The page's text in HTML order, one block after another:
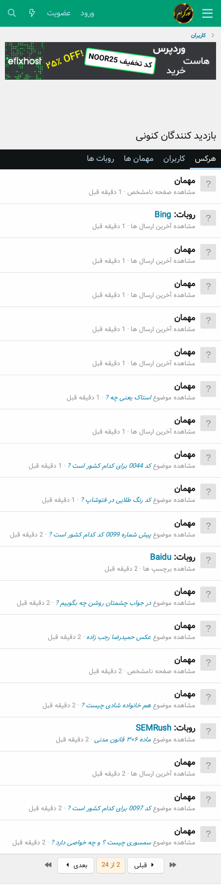
ورود عضویت
کاربران
بازدید کنندگان کنونی
هرکس کاربران مهمان ها روبات ها
مهمان
مشاهده صفحه نامشخص 1 دقیقه قبل
روبات: Bing
مشاهده آخرین ارسال ها 1 دقیقه قبل
مهمان
مشاهده آخرین ارسال ها 1 دقیقه قبل
مهمان
مشاهده آخرین ارسال ها 1 دقیقه قبل
مهمان
مشاهده آخرین ارسال ها 1 دقیقه قبل
مهمان
مشاهده آخرین ارسال ها 1 دقیقه قبل
مهمان
مشاهده موضوعاستاک یعنی چه ? 1 دقیقه قبل
مهمان
مشاهده آخرین ارسال ها 1 دقیقه قبل
مهمان
مشاهده موضوعکد 0044 برای کدام کشور است ? 1 دقیقه قبل
مهمان
مشاهده موضوعکد رنگ طلایی در فتوشاپ ? 1 دقیقه قبل
مهمان
مشاهده موضوعپیش شماره 0099 کد کدام کشور است ? 2 دقیقه قبل
روبات: Baidu
مشاهده برچسپ ها 2 دقیقه قبل
مهمان
مشاهده موضوعدر جواب چشمتان روشن چه بگوییم ? 2 دقیقه قبل
مهمان
مشاهده موضوععکس حمیدرضا رجب زاده 2 دقیقه قبل
مهمان
مشاهده صفحه نامشخص 2 دقیقه قبل
مهمان
مشاهده موضوعهم خانواده شادی چیست ? 2 دقیقه قبل
روبات: SEMRush
مشاهده موضوعماده ۳۰۶ قانون مدنی 2 دقیقه قبل
مهمان
مشاهده آخرین ارسال ها 2 دقیقه قبل
مهمان
مشاهده موضوعکد 0097 برای کدام کشور است ? 2 دقیقه قبل
مهمان
مشاهده موضوعسمسوری چیست ؟ و چه خواصی دارد ? 2 دقیقه قبل
اول قبلی 2 از 24 بعدی